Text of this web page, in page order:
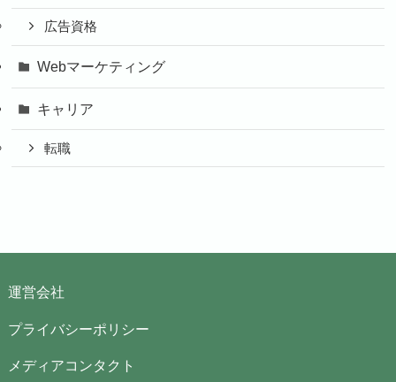
広告資格
Webマーケティング
キャリア
転職
運営会社
プライバシーポリシー
メディアコンタクト